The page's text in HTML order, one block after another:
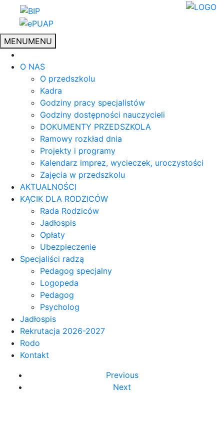
MENUMENU
O NAS
O przedszkolu
Kadra
Godziny pracy specjalistów
Godziny dostępności nauczycieli
DOKUMENTY PRZEDSZKOLA
Ramowy rozkład dnia
Projekty i programy
Kalendarz imprez, wycieczek, uroczystości
Zajęcia w przedszkolu
AKTUALNOŚCI
KĄCIK DLA RODZICÓW
Rada Rodziców
Jadłospis
Opłaty
Ubezpieczenie
Specjaliści radzą
Pedagog specjalny
Logopeda
Pedagog
Psycholog
Jadłospis
Rekrutacja 2026-2027
Rodo
Kontakt
Previous
Next